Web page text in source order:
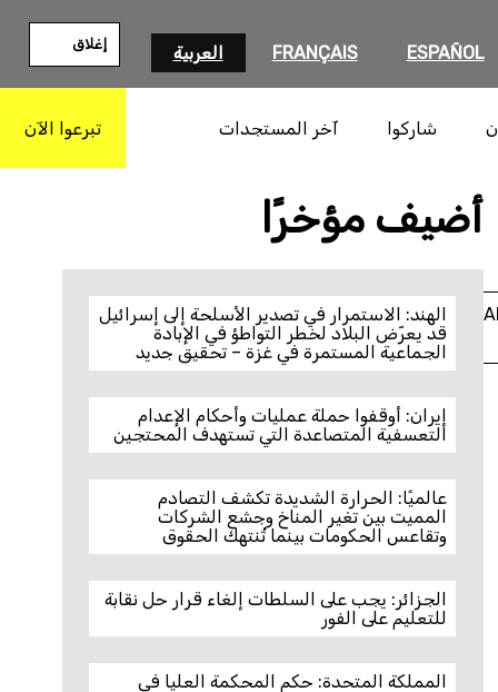
ESPAÑOL
FRANÇAIS العربية إغلاق
شاركوا آخر المستجدات تبرعوا الآن
أضيف مؤخرًا
الهند: الاستمرار في تصدير الأسلحة إلى إسرائيل
قد يعرّض البلاد لخطر التواطؤ في الإبادة
الجماعية المستمرة في غزة – تحقيق جديد
إيران: أوقفوا حملة عمليات وأحكام الإعدام
التعسفية المتصاعدة التي تستهدف المحتجين
عالميًا: الحرارة الشديدة تكشف التصادم
المميت بين تغير المناخ وجشع الشركات
وتقاعس الحكومات بينما تُنتهك الحقوق
الجزائر: يجب على السلطات إلغاء قرار حل نقابة
للتعليم على الفور
المملكة المتحدة: حكم المحكمة العليا في